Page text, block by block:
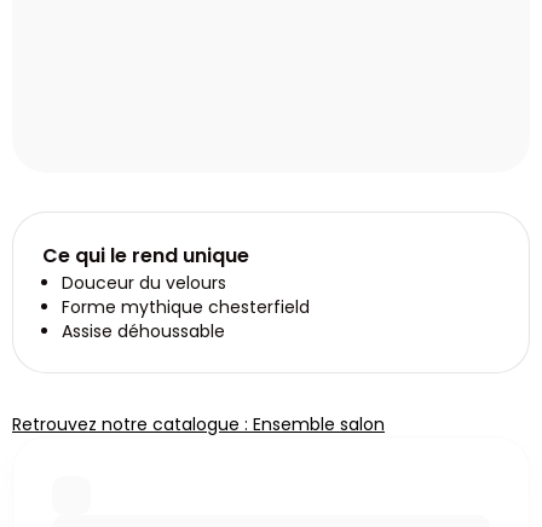
Ce qui le rend unique
Douceur du velours
Forme mythique chesterfield
Assise déhoussable
Retrouvez notre catalogue : Ensemble salon